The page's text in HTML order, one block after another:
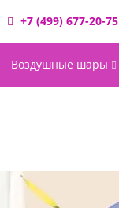
+7 (499) 677-20-75
Воздушные шары